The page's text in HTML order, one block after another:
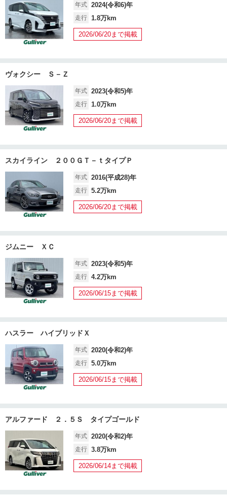
年式 2024(令和6)年
走行 1.8万km
2026/06/20まで掲載
ヴォクシー Ｓ－Ｚ
年式 2023(令和5)年
走行 1.0万km
2026/06/20まで掲載
スカイライン ２００ＧＴ－ｔタイプＰ
年式 2016(平成28)年
走行 5.2万km
2026/06/20まで掲載
ジムニー ＸＣ
年式 2023(令和5)年
走行 4.2万km
2026/06/15まで掲載
ハスラー ハイブリッドＸ
年式 2020(令和2)年
走行 5.0万km
2026/06/15まで掲載
アルファード ２．５Ｓ タイプゴールド
年式 2020(令和2)年
走行 3.8万km
2026/06/14まで掲載